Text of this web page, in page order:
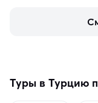
аутентичных
Туры в Турцию